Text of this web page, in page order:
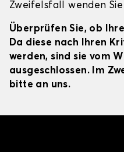
Zweifelsfall wenden
Überprüfen Sie, ob
Da diese nach Ihren
werden, sind sie vom
ausgeschlossen. Im
bitte an uns.